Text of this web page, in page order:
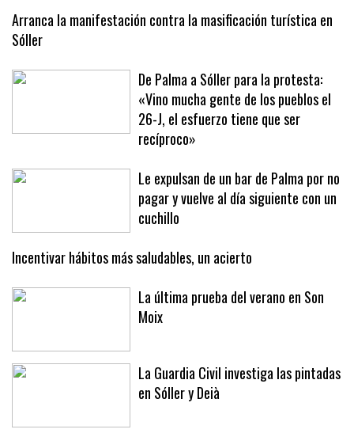
Arranca la manifestación contra la masificación turística en
Sóller
De Palma a Sóller para la protesta:
«Vino mucha gente de los pueblos el
26-J, el esfuerzo tiene que ser
recíproco»
Le expulsan de un bar de Palma por no
pagar y vuelve al día siguiente con un
cuchillo
Incentivar hábitos más saludables, un acierto
La última prueba del verano en Son
La Guardia Civil investiga las pintadas